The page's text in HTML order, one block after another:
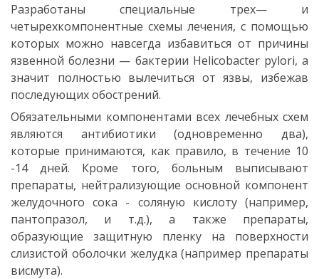
Разработаны специальные трех— и
четырехкомпонентные схемы лечения, с помощью
которых можно навсегда избавиться от причины
язвенной болезни — бактерии Helicobacter pylori, а
значит полностью вылечиться от язвы, избежав
последующих обострений.
Обязательными компонентами всех лечебных схем
являются антибиотики (одновременно два),
которые принимаются, как правило, в течение 10
-14 дней. Кроме того, больным выписывают
препараты, нейтрализующие основной компонент
желудочного сока - соляную кислоту (например,
пантопразол, и т.д.), а также препараты,
образующие защитную пленку на поверхности
слизистой оболочки желудка (например препараты
висмута).